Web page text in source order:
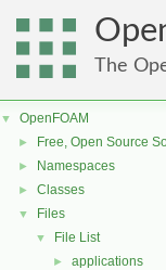
The
▼ OpenFOAM
► Free, Open Source
► Namespaces
► Classes
▼ Files
▼ File List
► applications